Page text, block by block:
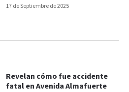
17 de Septiembre de 2025
Revelan cómo fue accidente
fatal en Avenida Almafuerte